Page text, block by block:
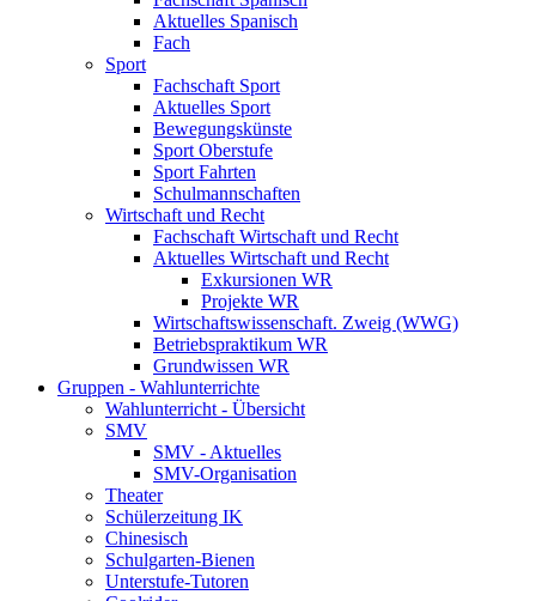
Aktuelles Spanisch
Fach
Sport
Fachschaft Sport
Aktuelles Sport
Bewegungskünste
Sport Oberstufe
Sport Fahrten
Schulmannschaften
Wirtschaft und Recht
Fachschaft Wirtschaft und Recht
Aktuelles Wirtschaft und Recht
Exkursionen WR
Projekte WR
Wirtschaftswissenschaft. Zweig (WWG)
Betriebspraktikum WR
Grundwissen WR
Gruppen - Wahlunterrichte
Wahlunterricht - Übersicht
SMV
SMV - Aktuelles
SMV-Organisation
Theater
Schülerzeitung IK
Chinesisch
Schulgarten-Bienen
Unterstufe-Tutoren